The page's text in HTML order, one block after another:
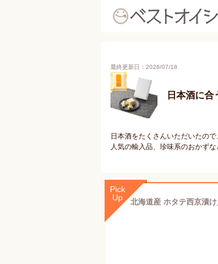
最終更新日：2026/07/18
日本酒に合
日本酒をたくさんいただいたの
人気の輸入品、珍味系のおかず
Pick
Up